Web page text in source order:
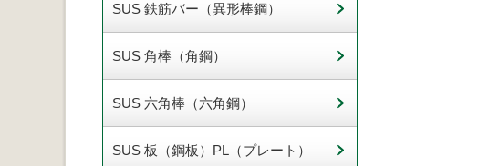
SUS 鉄筋バー（異形棒鋼）
SUS 角棒（角鋼）
SUS 六角棒（六角鋼）
SUS 板（鋼板）PL（プレート）